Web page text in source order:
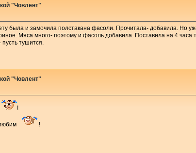
"Човлент"
была и замочила полстакана фасоли. Прочитала- добавила. Но
Мяса много- поэтому и фасоль добавила. Поставила на 4 часа
тушится.
"Човлент"
!
!